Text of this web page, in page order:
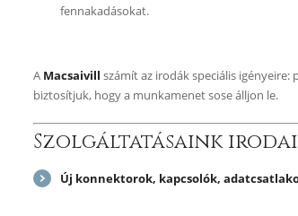
fennakadásokat.
A Macsaivill számít az irodák speciális igényeire:
biztosítjuk, hogy a munkamenet sose álljon le.
Szolgáltatásaink
Új konnektorok, kapcsolók,